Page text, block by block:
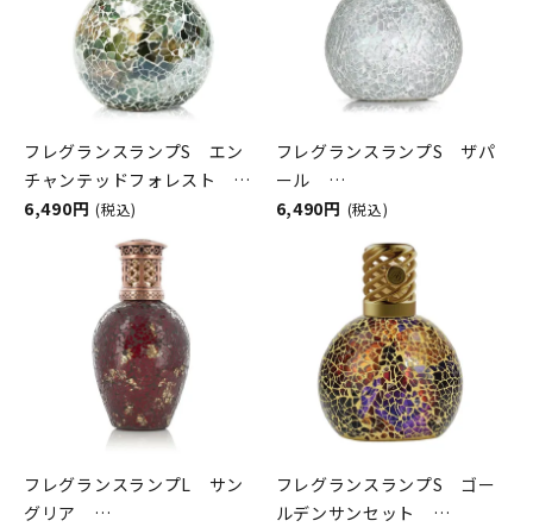
フレグランスランプS エン
チャンテッドフォレスト
ASHLEIGH&BURWOOD（ア
シュレイアンドバーウッド）
6,490円 (税込)
フレグランスランプS ザパ
ール
ASHLEIGH&BURWOOD（ア
シュレイアンドバーウッド）
6,490円 (税込)
フレグランスランプL サン
グリア
フレグランスランプS ゴー
ルデンサンセット